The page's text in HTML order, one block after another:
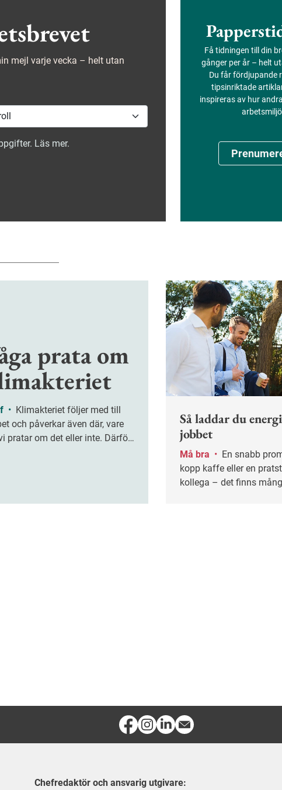
mejl varje vecka – helt utan
Läs mer.
Få tidningen till din
gånger per år – helt
Du får fördjupande
tipsinriktade
inspireras av hur
prata om
•
och påverkar även där, vare
pratar om det eller inte. Därför
Så laddar du
jobbet
Må bra •
kopp kaffe eller en
kollega – det finns
Chefredaktör och ansvarig utgivare: